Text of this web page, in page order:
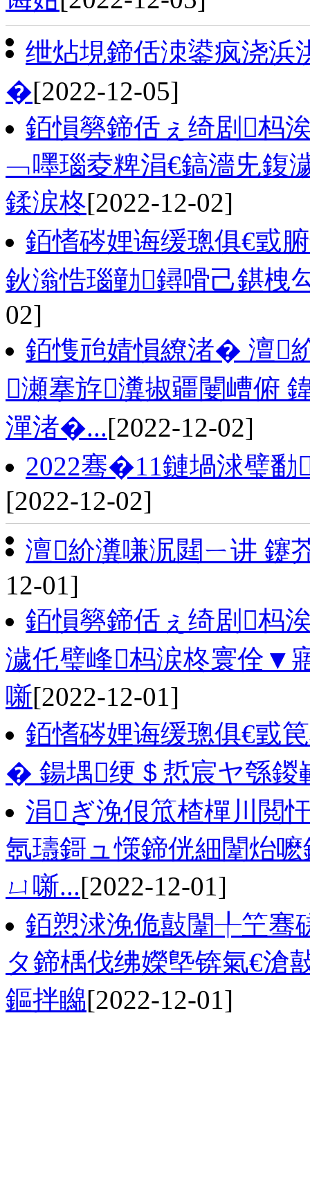
绁炶垷鍗佸洓鍙疯浇
�[2022-12-05]
銆愪簩鍗佸ぇ绮剧杩
﹁嚜瑙夌粺涓€鎬濇兂鍑
鍒涙柊[2022-12-02]
銆愭硶娌诲缓璁俱€戜
鈥滃悎瑙勭鐞嗗己鍖栧
02]
銆愯兘婧愪繚渚� 澶
瀬搴斿瀵掓疆闄嶆俯
潬渚�...[2022-12-02]
2022骞�11鏈堝浗璧勫
[2022-12-02]
澶紒瀵嗛泦閮ㄧ讲 鑳
12-01]
銆愪簩鍗佸ぇ绮剧杩
濊仛璧峰杩涙柊寰佺▼
噺[2022-12-01]
銆愭硶娌诲缓璁俱€戜
� 鍚堣绠＄悊宸ヤ綔
涓ぎ浼佷笟楂樿川閲
氬瓙鎶ュ憡鍗侊細闈炲
ㄩ噺...[2022-12-01]
銆愬浗浼佹敼闈╀笁骞
タ鍗楀伐绋嬫墍锛氣€滄
鏂拌矊[2022-12-01]